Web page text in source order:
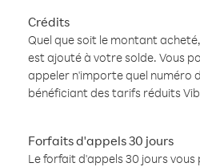
Crédits
Quel que soit le montant
est ajouté à votre solde. Vous
appeler n'importe quel numéro
bénéficiant des tarifs réduits
Forfaits d'appels 30 jours
Le forfait d'appels 30 jours